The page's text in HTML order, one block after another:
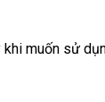
muốn sử